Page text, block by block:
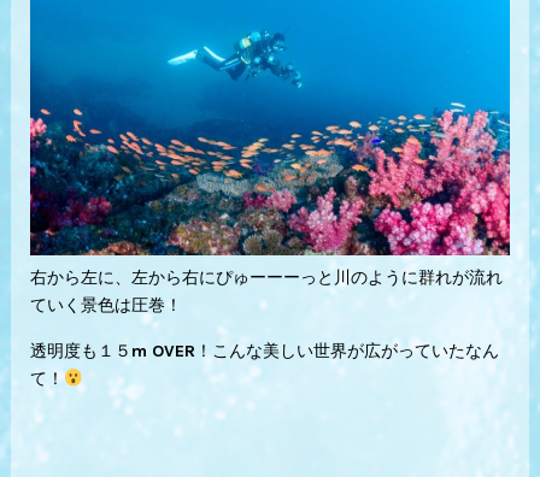
右から左に、左から右にぴゅーーーっと川のように群れが流れ
ていく景色は圧巻！
透明度も１５m OVER！こんな美しい世界が広がっていたなん
て！